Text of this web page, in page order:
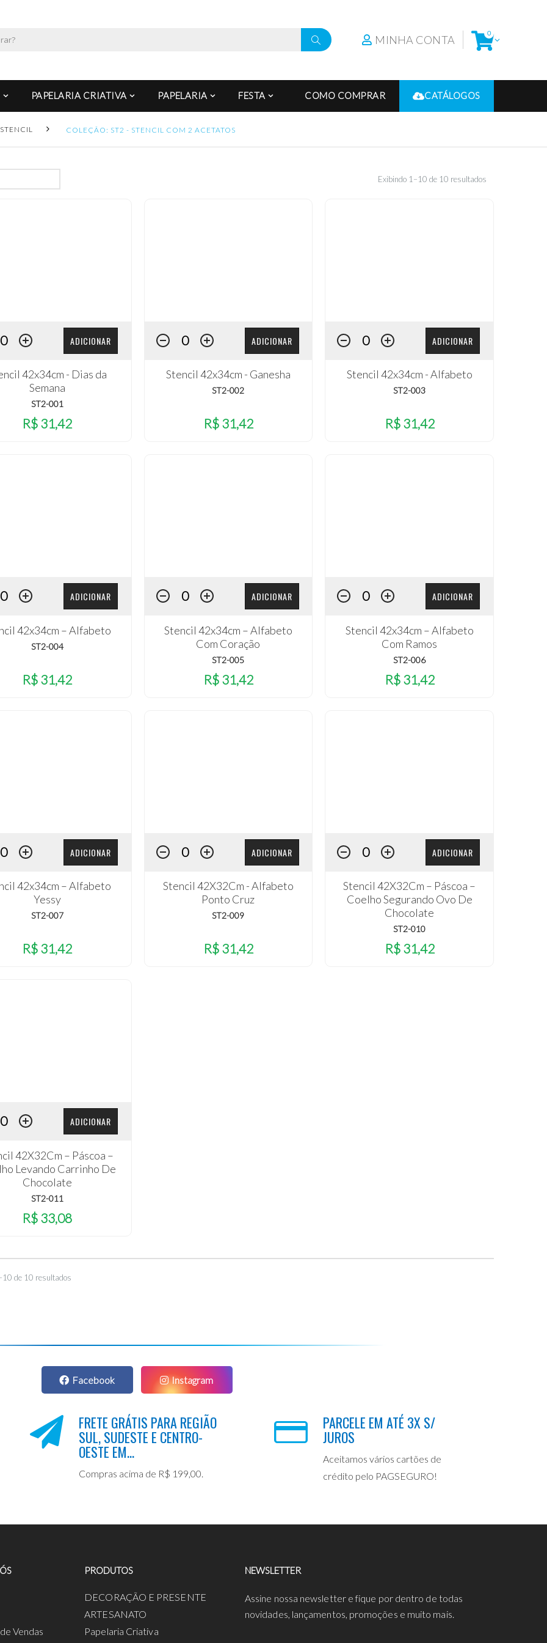
MINHA CONTA 0
PAPELARIA CRIATIVA PAPELARIA FESTA COMO COMPRAR CATÁLOGOS
STENCIL COLEÇÃO: ST2 - STENCIL COM 2 ACETATOS
Exibindo 1–10 de 10 resultados
ADICIONAR
42x34cm - Dias da
Semana
ST2-001
R$ 31,42
ADICIONAR
Stencil 42x34cm - Ganesha
ST2-002
R$ 31,42
ADICIONAR
Stencil 42x34cm - Alfabeto
ST2-003
R$ 31,42
ADICIONAR
42x34cm – Alfabeto
ST2-004
R$ 31,42
ADICIONAR
Stencil 42x34cm – Alfabeto
Com Coração
ST2-005
R$ 31,42
ADICIONAR
Stencil 42x34cm – Alfabeto
Com Ramos
ST2-006
R$ 31,42
ADICIONAR
42x34cm – Alfabeto
Yessy
ST2-007
R$ 31,42
ADICIONAR
Stencil 42X32Cm - Alfabeto
Ponto Cruz
ST2-009
R$ 31,42
ADICIONAR
Stencil 42X32Cm – Páscoa –
Coelho Segurando Ovo De
Chocolate
ST2-010
R$ 31,42
ADICIONAR
42X32Cm – Páscoa –
Levando Carrinho De
Chocolate
ST2-011
R$ 33,08
de 10 resultados
Facebook Instagram
FRETE GRÁTIS PARA REGIÃO
SUL, SUDESTE E CENTRO-
OESTE EM...
Compras acima de R$ 199,00.
PARCELE EM ATÉ 3X S/
JUROS
Aceitamos vários cartões de
crédito pelo PAGSEGURO!
Vendas
PRODUTOS
DECORAÇÃO E PRESENTE
ARTESANATO
Papelaria Criativa
NEWSLETTER
Assine nossa newsletter e fique por dentro de todas
novidades, lançamentos, promoções e muito mais.